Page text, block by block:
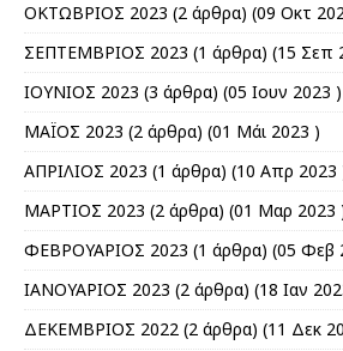
ΟΚΤΩΒΡΙΟΣ 2023 (2 άρθρα) (09 Οκτ
ΣΕΠΤΕΜΒΡΙΟΣ 2023 (1 άρθρα) (15 Σεπ
ΙΟΥΝΙΟΣ 2023 (3 άρθρα) (05 Ιουν 2023 )
ΜΑΪΟΣ 2023 (2 άρθρα) (01 Μάι 2023 )
ΑΠΡΙΛΙΟΣ 2023 (1 άρθρα) (10 Απρ 2023
ΜΑΡΤΙΟΣ 2023 (2 άρθρα) (01 Μαρ 2023
ΦΕΒΡΟΥΑΡΙΟΣ 2023 (1 άρθρα) (05 Φεβ
ΙΑΝΟΥΑΡΙΟΣ 2023 (2 άρθρα) (18 Ιαν
ΔΕΚΕΜΒΡΙΟΣ 2022 (2 άρθρα) (11 Δεκ